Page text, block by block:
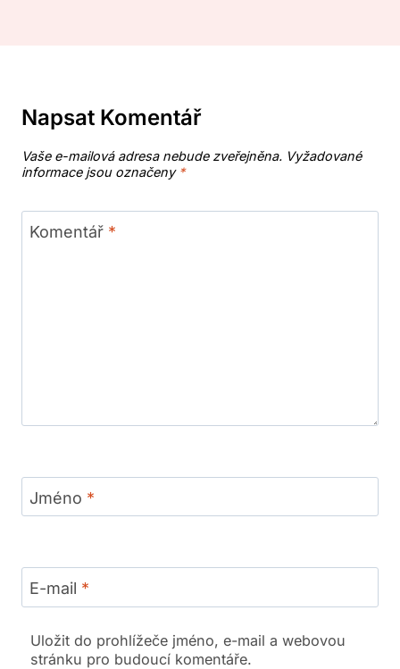
Napsat Komentář
Vaše e-mailová adresa nebude zveřejněna. Vyžadované
informace jsou označeny *
Komentář *
Jméno *
E-mail *
Uložit do prohlížeče jméno, e-mail a webovou
stránku pro budoucí komentáře.